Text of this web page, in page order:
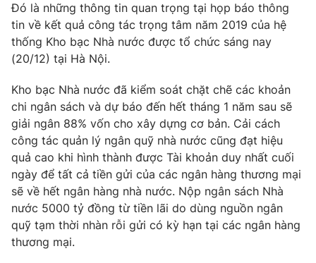
Thế giới đó đây
Câu chuyện quốc tế
Kinh tế
Tài chính
Thị trường
Góc doanh nghiệp
Dữ liệu và đời sống
Truyền hình
Phim VTV
Hậu trường
Nhân vật
Khán giả
Giải sao mai
Giải trí
Điện ảnh
Âm nhạc
Sao
Đời sống
Du lịch
Làm đẹp
Giáo dục
Tuyển sinh
Đó là những thông tin quan trọng tại họp báo thông
tin về kết quả công tác trọng tâm năm 2019 của hệ
thống Kho bạc Nhà nước được tổ chức sáng nay
(20/12) tại Hà Nội.
Kho bạc Nhà nước đã kiểm soát chặt chẽ các khoản
chi ngân sách và dự báo đến hết tháng 1 năm sau sẽ
giải ngân 88% vốn cho xây dựng cơ bản. Cải cách
công tác quản lý ngân quỹ nhà nước cũng đạt hiệu
quả cao khi hình thành được Tài khoản duy nhất cuối
ngày để tất cả tiền gửi của các ngân hàng thương mại
sẽ về hết ngân hàng nhà nước. Nộp ngân sách Nhà
nước 5000 tỷ đồng từ tiền lãi do dùng nguồn ngân
quỹ tạm thời nhàn rỗi gửi có kỳ hạn tại các ngân hàng
thương mại.